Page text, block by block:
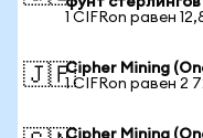
1 CIFRon равен
🇯🇵Cipher Mining
1 CIFRon равен 2
Cipher Mining